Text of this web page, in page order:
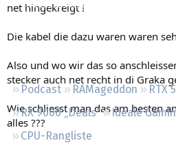
Neueste Aktivitäten
Podcast RAMageddon
RTX
RX 9000 „Deals“
Ideale
CPU-Rangliste
net hingekreigt !
Die kabel die dazu waren waren
Also und wo wir das so
stecker auch net recht in di Graka
Wie schliesst man das am besten
alles ???